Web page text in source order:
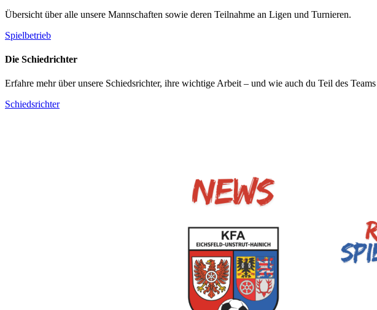
Übersicht über alle unsere Mannschaften sowie deren Teilnahme an Ligen und Turnieren.
Spielbetrieb
Die Schiedrichter
Erfahre mehr über unsere Schiedsrichter, ihre wichtige Arbeit – und wie auch du Teil des
Schiedsrichter